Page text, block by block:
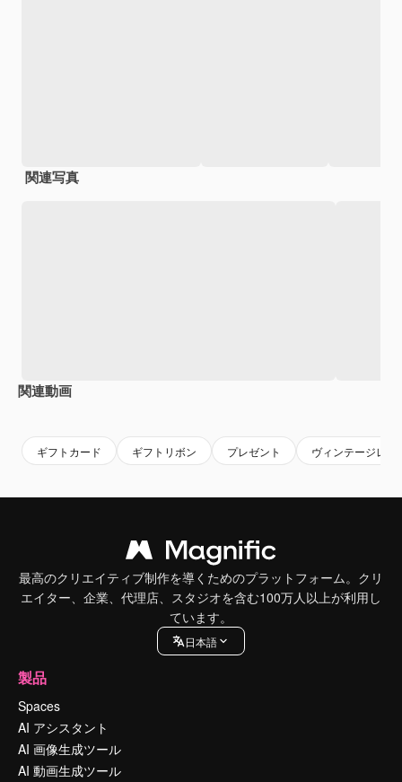
関連写真
関連動画
ギフトカード ギフトリボン プレゼント ヴィンテージレト
最高のクリエイティブ制作を導くためのプラットフォーム。クリ
エイター、企業、代理店、スタジオを含む100万人以上が利用し
ています。
日本語
製品
Spaces
AI アシスタント
AI 画像生成ツール
AI 動画生成ツール